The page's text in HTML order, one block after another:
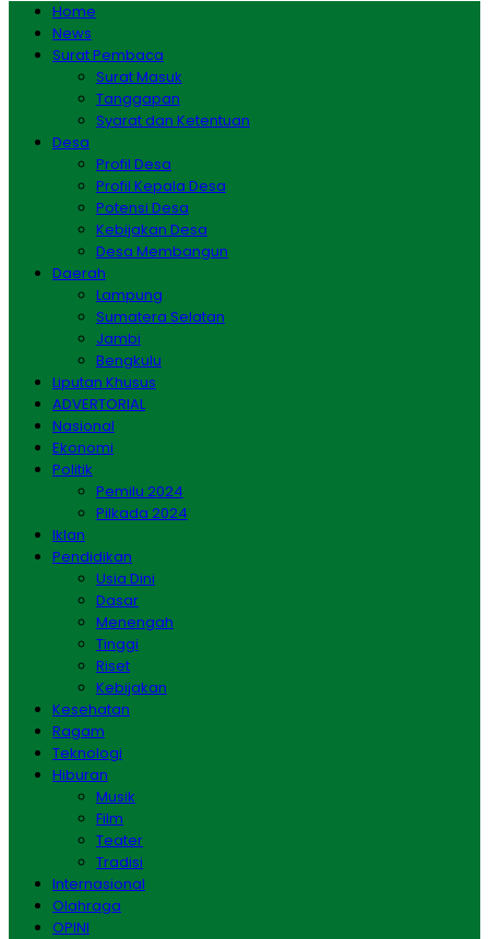
Home
News
Surat Pembaca
Surat Masuk
Tanggapan
Syarat dan Ketentuan
Desa
Profil Desa
Profil Kepala Desa
Potensi Desa
Kebijakan Desa
Desa Membangun
Daerah
Lampung
Sumatera Selatan
Jambi
Bengkulu
Liputan Khusus
ADVERTORIAL
Nasional
Ekonomi
Politik
Pemilu 2024
Pilkada 2024
Iklan
Pendidikan
Usia Dini
Dasar
Menengah
Tinggi
Riset
Kebijakan
Kesehatan
Ragam
Teknologi
Hiburan
Musik
Film
Teater
Tradisi
Internasional
Olahraga
OPINI